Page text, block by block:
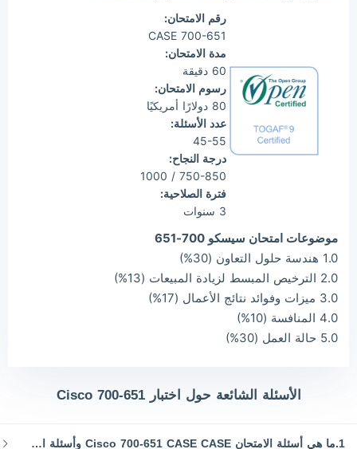
رقم الامتحان:
700-651 CASE
مدة الامتحان:
60 دقيقة
رسوم الامتحان:
80 دولارًا أمريكيًا
عدد الأسئلة:
45-55
درجة النجاح:
750-850 / 1000
فترة الصلاحية:
3 سنوات
موضوعات امتحان سيسكو 700-651
1.0 هندسة حلول التعاون (30%)
2.0 الترخيص المبسط لزيادة المبيعات (13%)
3.0 ميزات وفوائد نتائج الأعمال (17%)
4.0 المنافسة (10%)
5.0 حالة العمل (30%)
الأسئلة الشائعة حول اختبار Cisco 700-651
1.ما هي أسئلة الامتحان Cisco 700-651 CASE CASE وأسئلة الامتحان؟